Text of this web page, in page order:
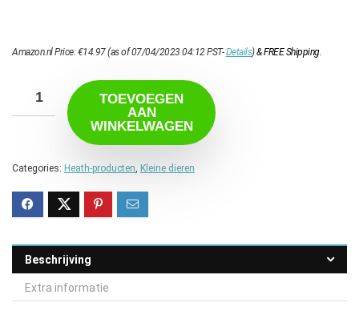
Amazon.nl Price:€14.97(as of 07/04/2023 04:12 PST-Details)&FREE Shipping.
TOEVOEGEN
AAN
WINKELWAGEN
Categories: Heath-producten Kleine dieren
Beschrijving
Extra informatie